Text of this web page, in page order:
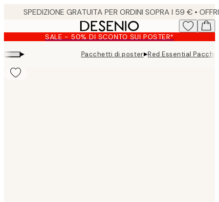
content.
SALE - 50% DI SCONTO SUI POSTER*
▸ Pacchetti di poster▸Red Essential